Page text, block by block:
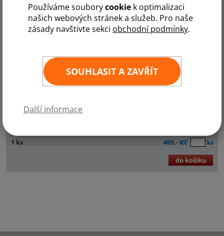
Používáme souborycookie k optimalizaci
našich webových stránek a služeb. Pro naše
zásady navštivte sekci obchodní podmínky.
SOUHLASIT A ZAVŘÍT
Další informace
D K N P R S V Z
1 ks
495,- Kč ks
do košíku